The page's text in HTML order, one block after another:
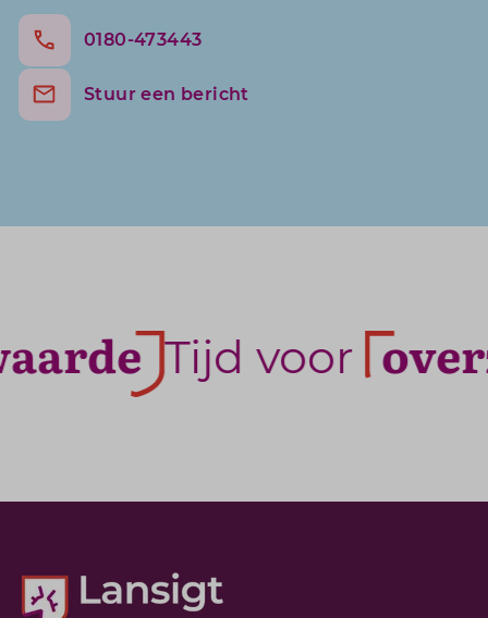
0180-473443
Stuur een bericht
Tijd voor